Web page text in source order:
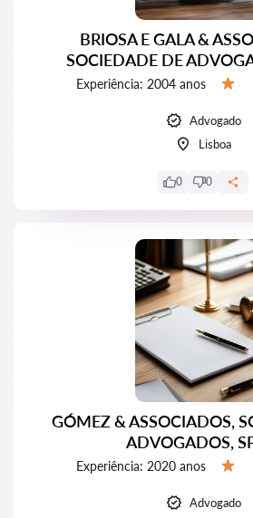
BRIOSA E GALA &
SOCIEDADE DE
Experiência: 2004 anos
Advogado
Lisboa
0 0
GÓMEZ & ASSOCIADOS,
ADVOGADOS,
Experiência: 2020 anos
Advogado